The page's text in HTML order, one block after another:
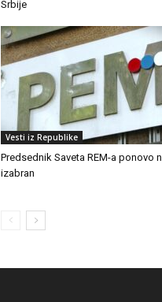
Srbije
Vesti iz Republike
Predsednik Saveta REM-a ponovo
izabran